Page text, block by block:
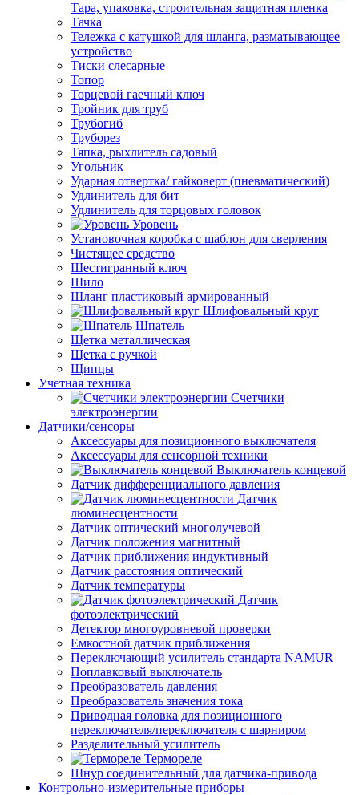
Тара, упаковка, строительная защитная пленка
Тачка
Тележка с катушкой для шланга, разматывающее
устройство
Тиски слесарные
Топор
Торцевой гаечный ключ
Тройник для труб
Трубогиб
Труборез
Тяпка, рыхлитель садовый
Угольник
Ударная отвертка/ гайковерт (пневматический)
Удлинитель для бит
Удлинитель для торцовых головок
Уровень
Установочная коробка с шаблон для сверления
Чистящее средство
Шестигранный ключ
Шило
Шланг пластиковый армированный
Шлифовальный круг
Шпатель
Щетка металлическая
Щетка с ручкой
Щипцы
Учетная техника
Счетчики
электроэнергии
Датчики/сенсоры
Аксессуары для позиционного выключателя
Аксессуары для сенсорной техники
Выключатель концевой
Датчик дифференциального давления
Датчик
люминесцентности
Датчик оптический многолучевой
Датчик положения магнитный
Датчик приближения индуктивный
Датчик расстояния оптический
Датчик температуры
Датчик
фотоэлектрический
Детектор многоуровневой проверки
Емкостной датчик приближения
Переключающий усилитель стандарта NAMUR
Поплавковый выключатель
Преобразователь давления
Преобразователь значения тока
Приводная головка для позиционного
переключателя/переключателя с шарниром
Разделительный усилитель
Термореле
Шнур соединительный для датчика-привода
Контрольно-измерительные приборы